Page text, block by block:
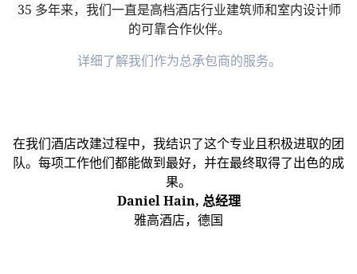
35 多年来，我们一直是高档酒店行业建筑师和室内设计师
的可靠合作伙伴。
详细了解我们作为总承包商的服务。
在我们酒店改建过程中，我结识了这个专业且积极进取的团
队。每项工作他们都能做到最好，并在最终取得了出色的成
果。
Daniel Hain, 总经理
雅高酒店，德国